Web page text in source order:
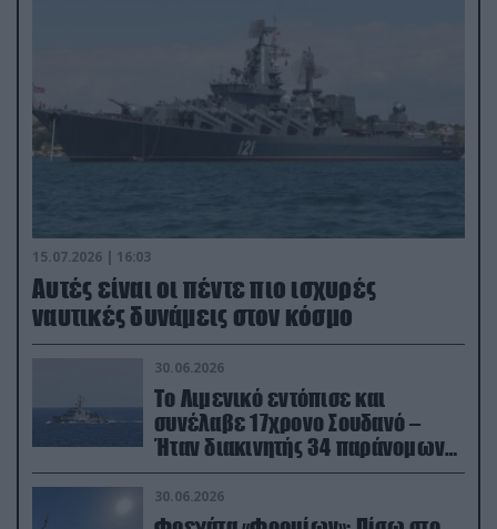
15.07.2026 | 16:03
Aυτές είναι οι πέντε πιο ισχυρές
ναυτικές δυνάμεις στον κόσμο
30.06.2026
Το Λιμενικό εντόπισε και
συνέλαβε 17χρονο Σουδανό –
Ήταν διακινητής 34 παράνομων
μεταναστών
30.06.2026